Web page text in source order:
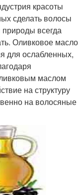
красоты
сделать волосы
всегда
Оливковое масло
для ослабленных,
маслом
на структуру
на волосяные